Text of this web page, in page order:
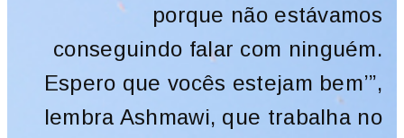
porque não estávamos
conseguindo falar com ninguém.
Espero que vocês estejam bem’”,
lembra Ashmawi, que trabalha no